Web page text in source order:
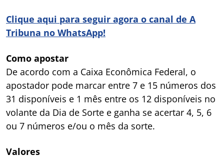
Clique aqui para seguir agora o canal de A
Tribuna no WhatsApp!
Como apostar
De acordo com a Caixa Econômica Federal, o
apostador pode marcar entre 7 e 15 números dos
31 disponíveis e 1 mês entre os 12 disponíveis no
volante da Dia de Sorte e ganha se acertar 4, 5, 6
ou 7 números e/ou o mês da sorte.
Valores